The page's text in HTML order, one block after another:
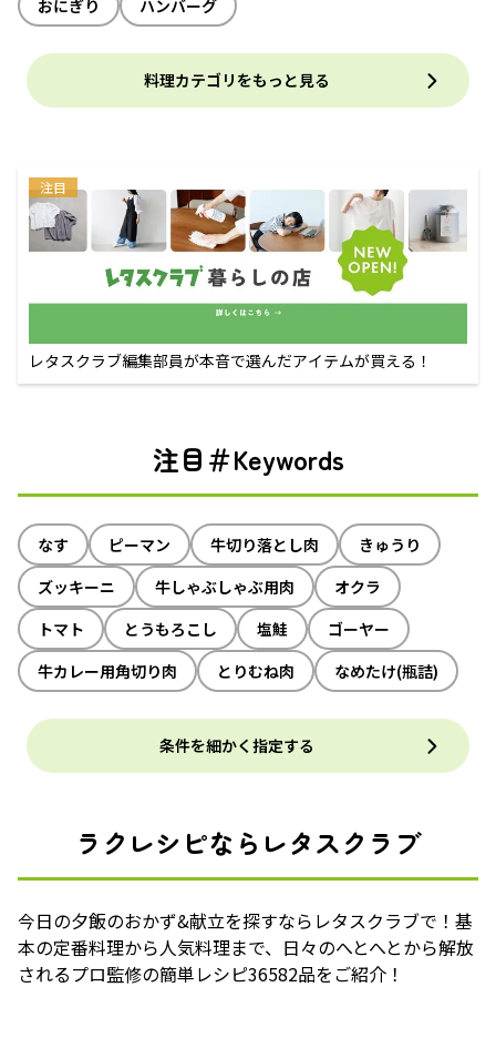
おにぎり ハンバーグ
料理カテゴリをもっと見る
注目
レタスクラブ編集部員が本音で選んだアイテムが買える！
注目＃Keywords
なす ピーマン 牛切り落とし肉
きゅうり
ズッキーニ
牛しゃぶしゃぶ用肉
オクラ
トマト
とうもろこし 塩鮭
ゴーヤー
牛カレー用角切り肉
とりむね肉 なめたけ(瓶詰)
条件を細かく指定する
ラクレシピならレタスクラブ
今日の夕飯のおかず&献立を探すならレタスクラブで！基
本の定番料理から人気料理まで、日々のへとへとから解放
されるプロ監修の簡単レシピ36582品をご紹介！